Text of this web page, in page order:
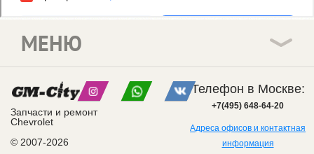
Запчасти и ремонт
Chevrolet
© 2007-2026
МЕНЮ
Телефон в Москве:
+7(495) 648-64-20
Адреса офисов и контактная
информация